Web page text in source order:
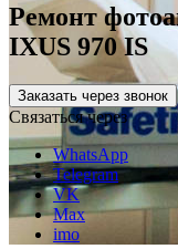
Ремонт
IXUS 970 IS
Заказать через звонок
Связаться через
WhatsApp
Telegram
VK
Max
imo